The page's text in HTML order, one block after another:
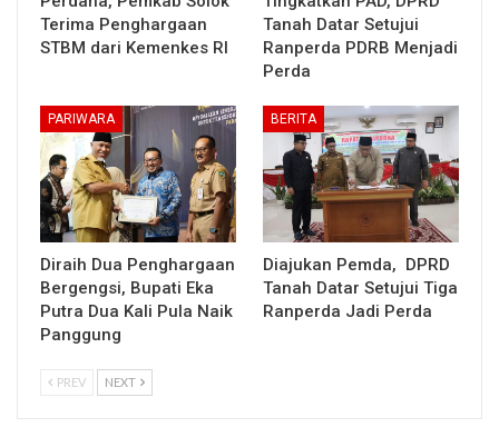
Terima Penghargaan
STBM dari Kemenkes RI
Tanah Datar Setujui
Ranperda PDRB Menjadi
Perda
PARIWARA
Diraih Dua Penghargaan
Bergengsi, Bupati Eka
Putra Dua Kali Pula Naik
Panggung
BERITA
Diajukan Pemda, DPRD
Tanah Datar Setujui Tiga
Ranperda Jadi Perda
PREV NEXT